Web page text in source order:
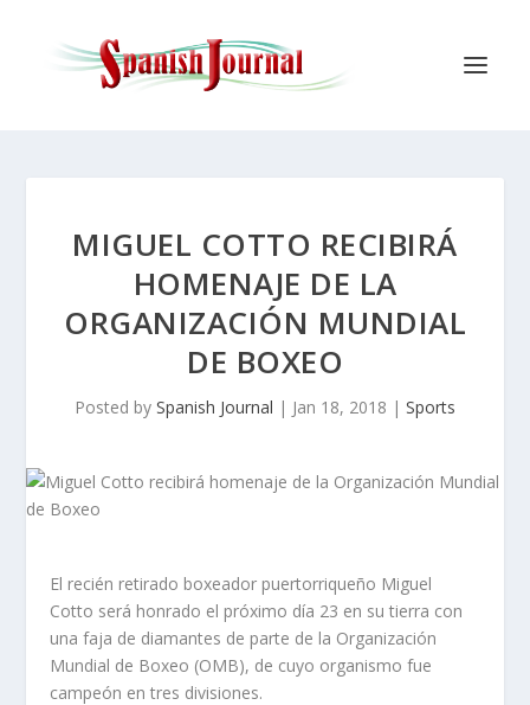
MIGUEL COTTO RECIBIRÁ
HOMENAJE DE LA
ORGANIZACIÓN MUNDIAL
DE BOXEO
Posted by Spanish Journal | Jan 18, 2018 | Sports
El recién retirado boxeador puertorriqueño Miguel
Cotto será honrado el próximo día 23 en su tierra con
una faja de diamantes de parte de la Organización
Mundial de Boxeo (OMB), de cuyo organismo fue
campeón en tres divisiones.